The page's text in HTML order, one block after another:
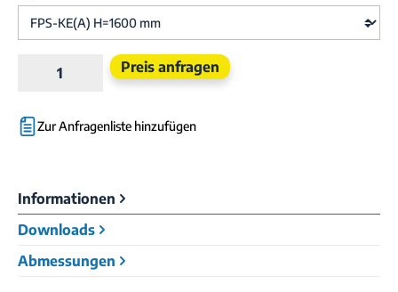
Produkt Anzahl: Gib den gewünschten
Preis anfragen
Zur Anfragenliste hinzufügen
Informationen
Downloads
Abmessungen